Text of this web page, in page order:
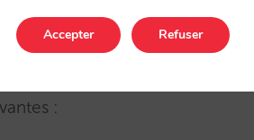
envisagez de passer au
pour votre club et, pire encore,
fonctionnalité « réserver et
:
Accepter Refuser